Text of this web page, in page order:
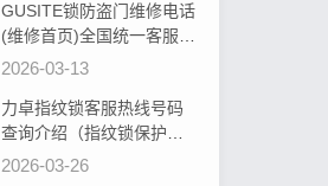
GUSITE锁防盗门维修电话
(维修首页)全国统一客服电
话阐明GUSITE锁防盗门必
2026-03-13
力卓指纹锁客服热线号码
查询介绍（指纹锁保护罩
硅胶：安全防护新选择）
2026-03-26